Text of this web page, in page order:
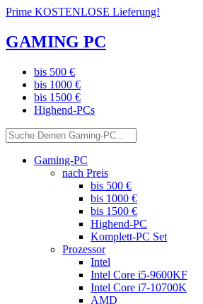
Prime KOSTENLOSE Lieferung!
GAMING PC
bis 500 €
bis 1000 €
bis 1500 €
Highend-PCs
Gaming-PC
nach Preis
bis 500 €
bis 1000 €
bis 1500 €
Highend-PC
Komplett-PC Set
Prozessor
Intel
Intel Core i5-9600KF
Intel Core i7-10700K
AMD